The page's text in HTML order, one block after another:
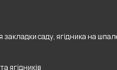
закладки саду, ягідника на
ягідників